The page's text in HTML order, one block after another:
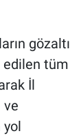
gözaltı
edilen tüm
İl
ve
yol